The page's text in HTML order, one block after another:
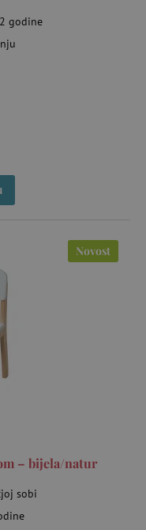
godine
Novost
– bijela/natur
sobi